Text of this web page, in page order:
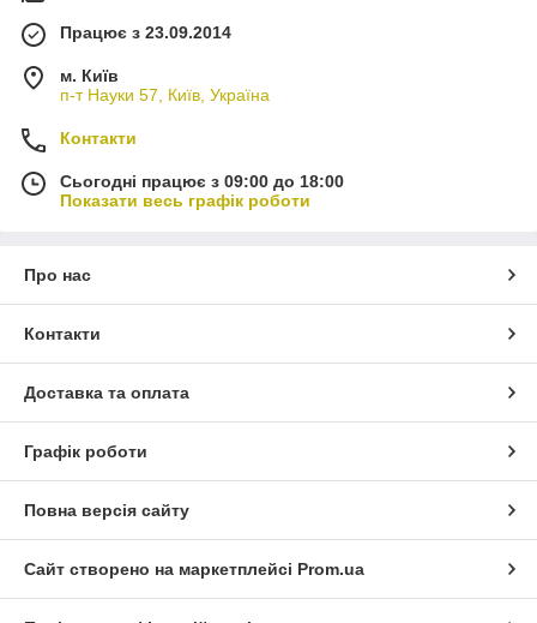
Працює з 23.09.2014
м. Київ
п-т Науки 57, Київ, Україна
Контакти
Сьогодні працює з 09:00 до 18:00
Показати весь графік роботи
Про нас
Контакти
Доставка та оплата
Графік роботи
Повна версія сайту
Сайт створено на маркетплейсі Prom.ua